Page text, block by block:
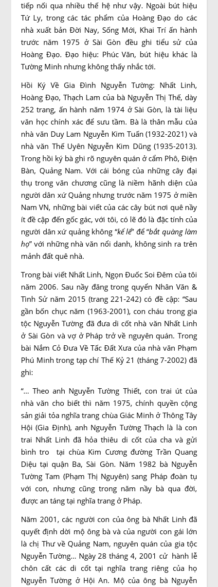
tiếp nối qua nhiều thế hệ như vậy. Ngoài bút hiệu
Tứ Ly, trong các tác phẩm của Hoàng Đạo do các
nhà xuất bản Đời Nay, Sống Mới, Khai Trí ấn hành
trước năm 1975 ở Sài Gòn đều ghi tiểu sử của
Hoàng Đạo. Đạo hiệu: Phúc Văn, bút hiệu khác là
Tường Minh nhưng không thấy nhắc tới.
Hồi Ký Về Gia Đình Nguyễn Tường: Nhất Linh,
Hoàng Đạo, Thạch Lam của bà Nguyễn Thị Thế, dày
252 trang, ấn hành năm 1974 ở Sài Gòn, là tài liệu
văn học chính xác để sưu tầm. Bà là thân mẫu của
nhà văn Duy Lam Nguyễn Kim Tuấn (1932-2021) và
nhà văn Thế Uyên Nguyễn Kim Dũng (1935-2013).
Trong hồi ký bà ghi rõ nguyên quán ở cẩm Phô, Điện
Bàn, Quảng Nam. Với cái bóng của những cây đại
thụ trong văn chương cũng là niềm hãnh diện của
người dân xứ Quảng nhưng trước năm 1975 ở miền
Nam VN, những bài viết của các cây bút nơi quê nầy
ít đề cập đến gốc gác, với tôi, có lẽ đó là đặc tính của
người dân xứ quảng không “kể lể” để “bắt quàng làm
họ” với những nhà văn nổi danh, không sinh ra trên
mảnh đất quê nhà.
Trong bài viết Nhất Linh, Ngọn Đuốc Soi Đêm của tôi
năm 2006. Sau nầy đăng trong quyển Nhân Văn &
Tình Sử năm 2015 (trang 221-242) có đề cập: “Sau
gần bốn chục năm (1963-2001), con cháu trong gia
tộc Nguyễn Tường đã đưa di cốt nhà văn Nhất Linh
ở Sài Gòn và vợ ở Pháp trở về nguyên quán. Trong
bài Nắm Cỏ Đưa Về Tấc Đất Xưa của nhà văn Phạm
Phú Minh trong tạp chí Thế Kỷ 21 (tháng 7-2002) đã
ghi:
“… Theo anh Nguyễn Tường Thiết, con trai út của
nhà văn cho biết thì năm 1975, chính quyền cộng
sản giải tỏa nghĩa trang chùa Giác Minh ở Thông Tây
Hội (Gia Định), anh Nguyễn Tường Thạch là là con
trai Nhất Linh đã hỏa thiêu di cốt của cha và gửi
bình tro tại chùa Kim Cương đường Trần Quang
Diệu tại quận Ba, Sài Gòn. Năm 1982 bà Nguyễn
Tường Tam (Phạm Thị Nguyên) sang Pháp đoàn tụ
với con, nhưng cũng trong năm nầy bà qua đời,
được an táng tại nghĩa trang ở Pháp.
Năm 2001, các người con của ông bà Nhất Linh đã
quyết định dời mộ ông bà và của người con gái lớn
là chị Thư về Quảng Nam, nguyên quán của gia tộc
Nguyễn Tường… Ngày 28 tháng 4, 2001 cử hành lễ
chôn cất các di cốt tại nghĩa trang riêng của họ
Nguyễn Tường ở Hội An. Mộ của ông bà Nguyễn